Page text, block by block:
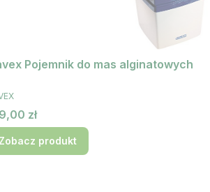
Pojemnik do mas alginatowych
zł
Zobacz produkt